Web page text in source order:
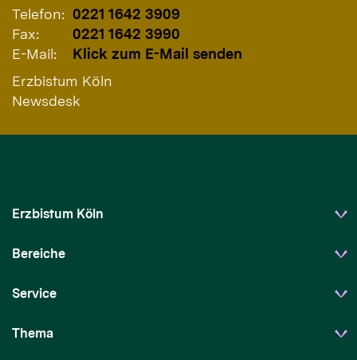
Telefon: 0221 1642 3909
Fax:
0221 1642 3990
E-Mail:
Klick zum E-Mail senden
Erzbistum Köln
Newsdesk
Erzbistum Köln
Bereiche
Service
Thema